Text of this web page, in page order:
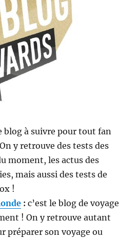
blog à suivre pour tout fan
y retrouve des tests des
moment, les actus des
mais aussi des tests de
!
:c’est le blog de voyage
! On y retrouve autant
préparer son voyage ou